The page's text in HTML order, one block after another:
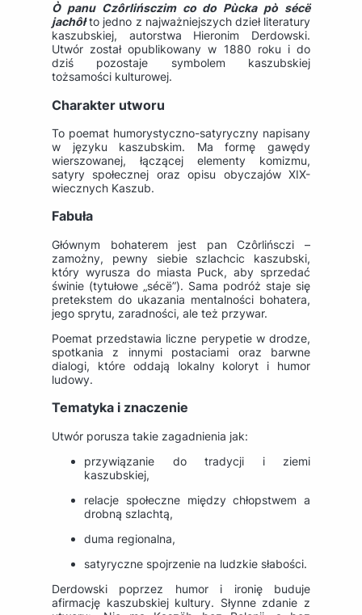
Ò panu Czôrlińsczim co do Pùcka pò sécë
jachôłto jedno z najważniejszych dzieł literatury
kaszubskiej, autorstwa Hieronim Derdowski.
Utwór został opublikowany w 1880 roku i do
dziś pozostaje symbolem kaszubskiej
tożsamości kulturowej.
Charakter utworu
To poemat humorystyczno-satyryczny napisany
w języku kaszubskim. Ma formę gawędy
wierszowanej, łączącej elementy komizmu,
satyry społecznej oraz opisu obyczajów XIX-
wiecznych Kaszub.
Fabuła
Głównym bohaterem jest pan Czôrlińsczi –
zamożny, pewny siebie szlachcic kaszubski,
który wyrusza do miasta Puck, aby sprzedać
świnie (tytułowe „sécë”). Sama podróż staje się
pretekstem do ukazania mentalności bohatera,
jego sprytu, zaradności, ale też przywar.
Poemat przedstawia liczne perypetie w drodze,
spotkania z innymi postaciami oraz barwne
dialogi, które oddają lokalny koloryt i humor
ludowy.
Tematyka i znaczenie
Utwór porusza takie zagadnienia jak:
przywiązanie do tradycji i ziemi
kaszubskiej,
relacje społeczne między chłopstwem a
drobną szlachtą,
duma regionalna,
satyryczne spojrzenie na ludzkie słabości.
Derdowski poprzez humor i ironię buduje
afirmację kaszubskiej kultury. Słynne zdanie z